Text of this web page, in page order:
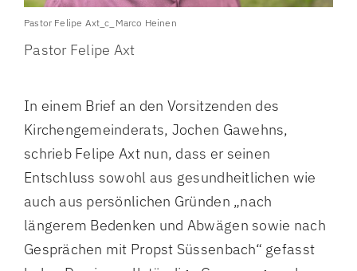
Pastor Felipe Axt_c_Marco Heinen
Pastor Felipe Axt
In einem Brief an den Vorsitzenden des
Kirchengemeinderats, Jochen Gawehns,
schrieb Felipe Axt nun, dass er seinen
Entschluss sowohl aus gesundheitlichen wie
auch aus persönlichen Gründen „nach
längerem Bedenken und Abwägen sowie nach
Gesprächen mit Propst Süssenbach“ gefasst